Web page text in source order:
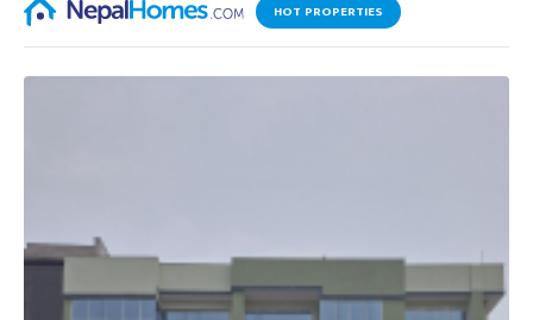
HOT PROPERTIES